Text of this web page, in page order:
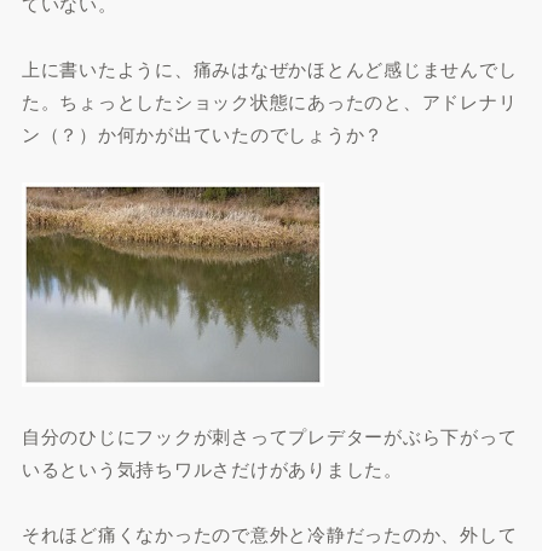
上に書いたように、痛みはなぜかほとんど感じませんでし
た。ちょっとしたショック状態にあったのと、アドレナリ
ン（？）か何かが出ていたのでしょうか？
自分のひじにフックが刺さってプレデターがぶら下がって
いるという気持ちワルさだけがありました。
それほど痛くなかったので意外と冷静だったのか、外して